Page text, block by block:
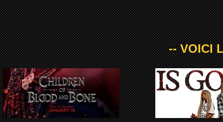
-- VOICI